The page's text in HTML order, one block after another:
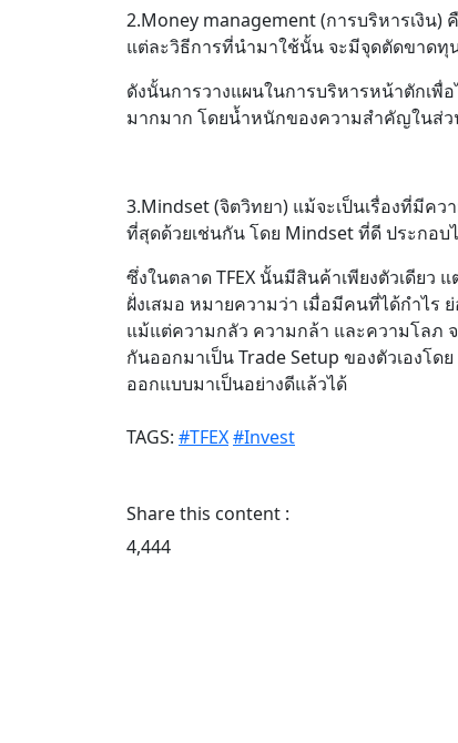
2.Money management (การบริหารเงิน
แต่ละวิธีการที่นำมาใช้นั้น จะมีจุดตัดขาดทุ
ดังนั้นการวางแผนในการบริหารหน้าตักเพื่
มากมาก โดยน้ำหนักของความสำคัญในส่ว
3.Mindset (จิตวิทยา) แม้จะเป็นเรื่องที่มีค
ที่สุดด้วยเช่นกัน โดย Mindset ที่ดี ประกอ
ซึ่งในตลาด TFEX นั้นมีสินค้าเพียงตัวเดียว
ฝั่งเสมอ หมายความว่า เมื่อมีคนที่ได้กำไ
แม้แต่ความกลัว ความกล้า และความโลภ
กันออกมาเป็น Trade Setup ของตัวเองโ
ออกแบบมาเป็นอย่างดีแล้วได้
TAGS: #TFEX#Invest
Share this content :
4,444